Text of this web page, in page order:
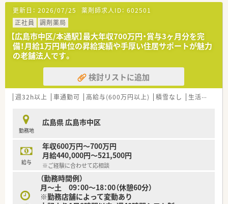
【募集背景と求める人物像について】
■現在活躍されているベテラン管理薬剤師の後任として、店舗運
営を引き継いでいただける方を募集しています。
■一人薬剤師としての勤務となるため、調剤業務から管理業務ま
で自己完結できるスキルと責任感をお持ちの方を求めていま
す。
■患者様との信頼関係を大切にし、地域医療への貢献にやりがい
を感じながら長く安定して働きたいという方を歓迎いたしま
す。
一人ひとりに合わせた丁寧な対応を心がけていただきます。
ど、店舗運営に関わる全ての業務を裁量を持って担当します。
■近隣のクリニックとの連携を図りながら、疑義照会や情報の共
有を行い、安全で適切な薬物療法を提供する役割を担います。
【職場環境と雰囲気】
■一人薬剤師の店舗であるため、周囲に気兼ねすることなく、ご
自身のペースで業務に集中できる落ち着いた環境です。
更新日： 2026/07/25 薬剤師求人ID： 602501
正社員
調剤薬局
【広島市中区/本通駅】最大年収700万円・賞与3ヶ月分を完
備！月給1万円単位の昇給実績や手厚い住居サポートが魅力
の老舗法人です。
検討リストに追加
週32h以上 車通勤可 高給与(600万円以上) 積雪なし 生活環境充実
勤務地
広島県 広島市中区
給与
年収600万円～700万円
月給440,000円～521,500円
※ご経験に合わせて応相談
（勤務時間例）
月～土 09：00～18：00（休憩60分）
※勤務店舗によって変動あり